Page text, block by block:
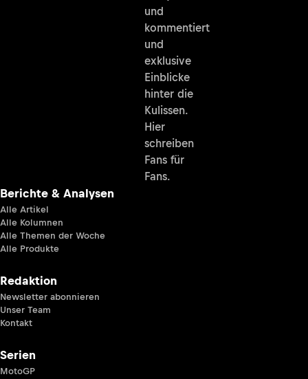
und
kommentiert
und
exklusive
Einblicke
hinter die
Kulissen.
Hier
schreiben
Fans für
Fans.
Berichte & Analysen
Alle Artikel
Alle Kolumnen
Alle Themen der Woche
Alle Produkte
Redaktion
Newsletter abonnieren
Unser Team
Kontakt
Serien
MotoGP